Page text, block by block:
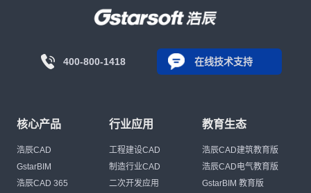
400-800-1418 在线技术支持
核心产品
浩辰CAD
GstarBIM
浩辰CAD 365
行业应用
工程建设CAD
制造行业CAD
二次开发应用
教育生态
浩辰CAD建筑教育版
浩辰CAD电气教育版
GstarBIM 教育版